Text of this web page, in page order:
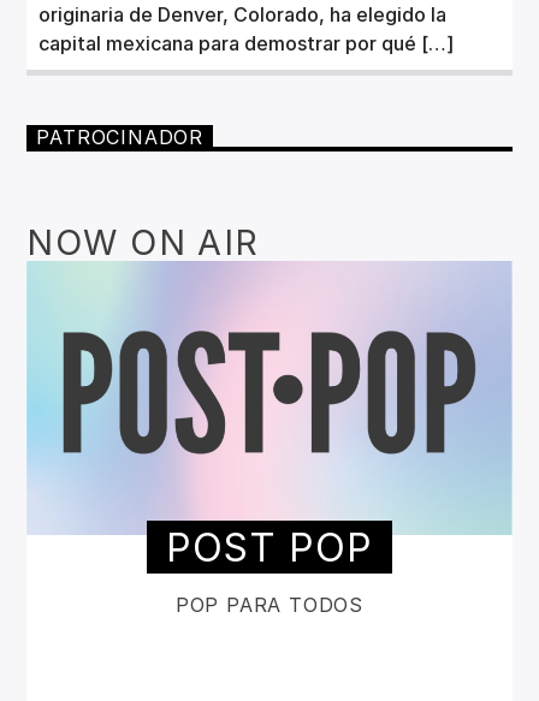
originaria de Denver, Colorado, ha elegido la
capital mexicana para demostrar por qué […]
PATROCINADOR
NOW ON AIR
POST POP
POP PARA TODOS